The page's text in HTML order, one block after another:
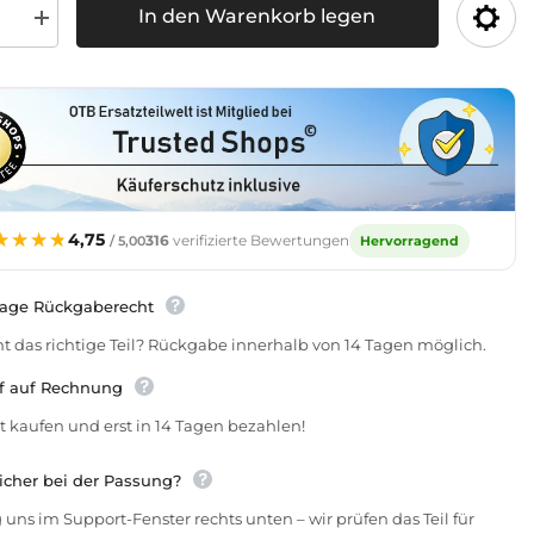
Menge
für
erhöhen
In den Warenkorb legen
4,75 / 5,00316 verifizierte Bewertungen Hervorragend
Rückgaberecht
das richtige Teil? Rückgabe innerhalb von 14 Tagen möglich.
auf Rechnung
kaufen und erst in 14 Tagen bezahlen!
bei der Passung?
uns im Support-Fenster rechts unten – wir prüfen das Teil für